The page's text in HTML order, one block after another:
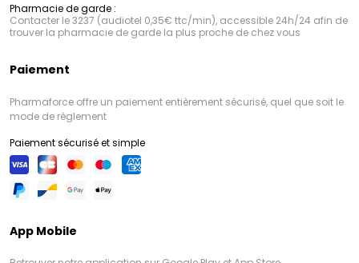
Pharmacie de garde :
Contacter le 3237 (audiotel 0,35€ ttc/min), accessible 24h/24 afin de
trouver la pharmacie de garde la plus proche de chez vous
Paiement
Pharmaforce offre un paiement entièrement sécurisé, quel que soit le
mode de règlement
Paiement sécurisé et simple
App Mobile